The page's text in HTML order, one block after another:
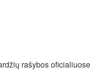
rašybos oficialiuose